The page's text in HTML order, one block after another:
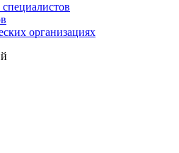
организациях